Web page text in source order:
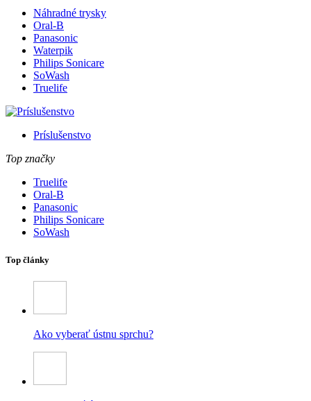
Náhradné trysky
Oral-B
Panasonic
Waterpik
Philips Sonicare
SoWash
Truelife
Príslušenstvo
Top značky
Truelife
Oral-B
Panasonic
Philips Sonicare
SoWash
Top články
Ako vyberať ústnu sprchu?